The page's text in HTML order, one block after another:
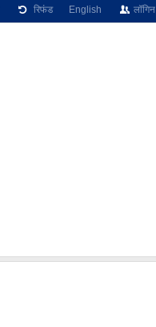
रिफंड English लॉगिन